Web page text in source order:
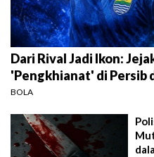
Dari Rival Jadi Ikon:
'Pengkhianat' di Persib
BOLA